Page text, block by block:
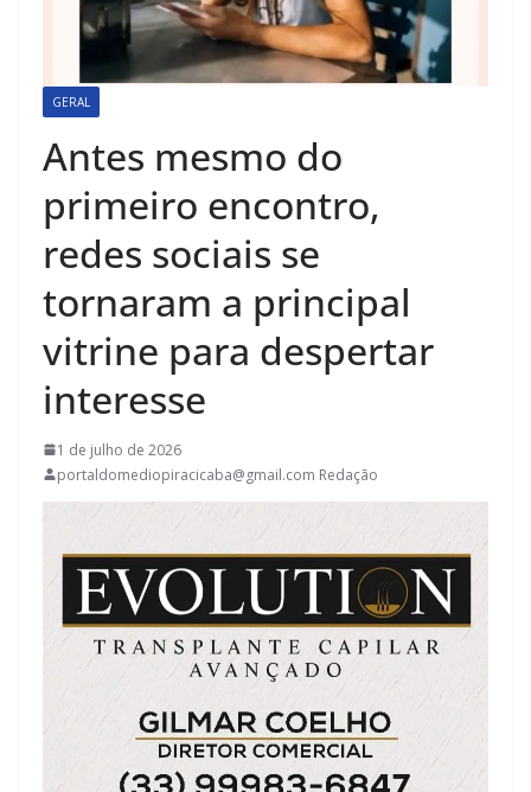
GERAL
Antes mesmo do
primeiro encontro,
redes sociais se
tornaram a principal
vitrine para despertar
interesse
1 de julho de 2026
portaldomediopiracicaba@gmail.com Redação